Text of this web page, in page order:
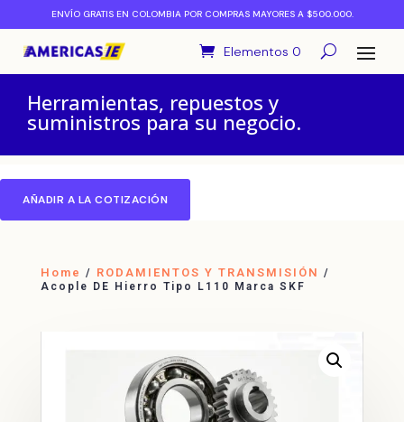
ENVÍO GRATIS EN COLOMBIA POR COMPRAS MAYORES A $500.000.
Elementos 0
Herramientas, repuestos y
suministros para su negocio.
AÑADIR A LA COTIZACIÓN
Home / RODAMIENTOS Y TRANSMISIÓN /
Acople DE Hierro Tipo L110 Marca SKF